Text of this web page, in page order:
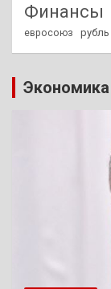
Финансы
евросоюз рубль
Экономика